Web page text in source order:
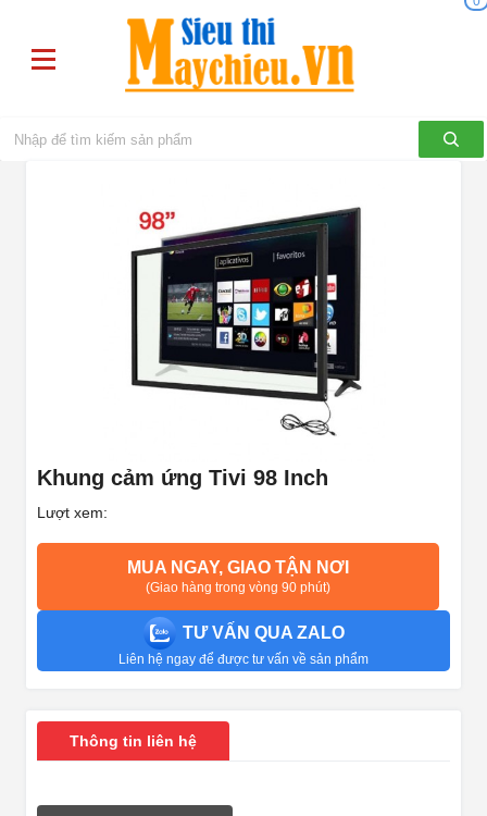
Khung cảm ứng Tivi 98 Inch
Lượt xem:
MUA NGAY, GIAO TẬN NƠI
(Giao hàng trong vòng 90 phút)
TƯ VẤN QUA ZALO
Liên hệ ngay để được tư vấn về sản phẩm
Thông tin liên hệ